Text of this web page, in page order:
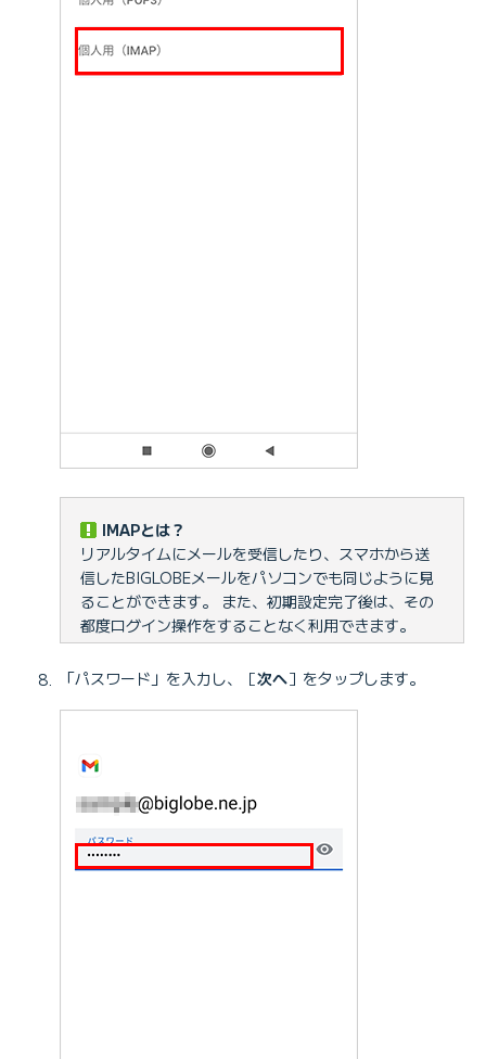
IMAPとは？
リアルタイムにメールを受信したり、スマホから送
信したBIGLOBEメールをパソコンでも同じように見
ることができます。 また、初期設定完了後は、その
都度ログイン操作をすることなく利用できます。
「パスワード」を入力し、［次へ］をタップします。